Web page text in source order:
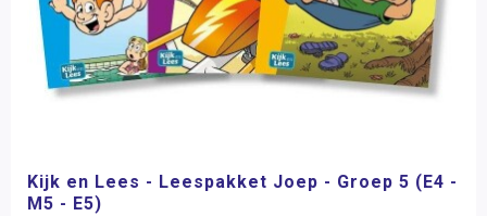
Kijk en Lees - Leespakket Joep - Groep 5 (E4 -
M5 - E5)